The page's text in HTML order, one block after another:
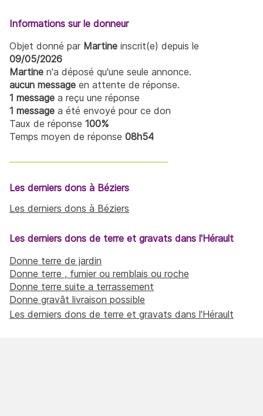
Informations sur le donneur
Objet donné par Martine inscrit(e) depuis le
09/05/2026
Martine n'a déposé qu'une seule annonce.
aucun message en attente de réponse.
1 message a reçu une réponse
1 message a été envoyé pour ce don
Taux de réponse 100%
Temps moyen de réponse 08h54
Les derniers dons à Béziers
Les derniers dons à Béziers
Les derniers dons de terre et gravats dans l'Hérault
Donne terre de jardin
Donne terre , fumier ou remblais ou roche
Donne terre suite a terrassement
Donne gravât livraison possible
Les derniers dons de terre et gravats dans l'Hérault